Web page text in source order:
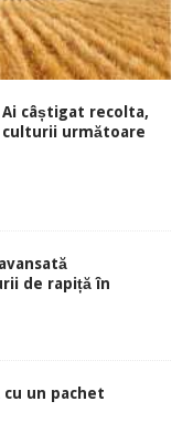
câștigat recolta,
următoare
de rapiță în
un pachet